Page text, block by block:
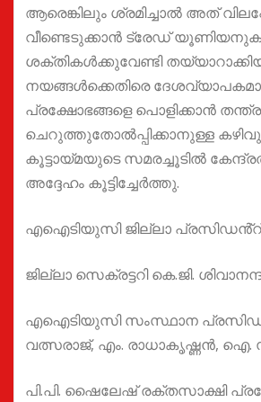
ആരെങ്കിലും ശ്രമിച്ചാൽ അത്
വീണ്ടെടുക്കാൻ ട്രേഡ്
ശക്തികൾക്കുവേണ്ടി
നയങ്ങൾക്കെതിരെ
പ്രക്ഷോഭങ്ങളെ പൊളിക്കാൻ
ചെറുത്തുതോൽപ്പിക്കാനുള്ള
കൂട്ടായ്മയുടെ സമരച്ചൂടിൽ
അദ്ദേഹം കൂട്ടിച്ചേർത്തു.
എഐടിയുസി ജില്ലാ പ്രസിഡൻ്റ്
ജില്ലാ സെക്രട്ടറി കെ.ജി.
എഐടിയുസി സംസ്ഥാന
വത്സരാജ്, എം. രാധാകൃഷ്ണൻ, ഐ.
പി.പി. ഷൈലേഷ് രക്തസാക്ഷി